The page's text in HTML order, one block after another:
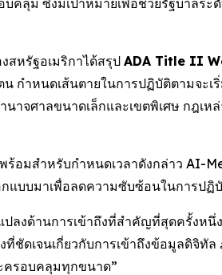
ลุม ซึ่งมีเป้าหมายเพื่อช่วยรัฐบาลร
สหรัฐอเมริกาได้สรุป ADA Title II
กำหนดเส้นตายในการปฏิบัติตามจะเ
นาจศาลขนาดเล็กและเขตพิเศษ กฎเ
อมสำหรับกำหนดเวลาดังกล่าว AI-
แบบมาเพื่อลดความซับซ้อนในการป
ลงด้านการเข้าถึงที่สำคัญที่สุดครั้งหนึ่
ดเจนเกี่ยวกับการเข้าถึงข้อมูลดิจิทั
ครอบคลุมทุกขนาด”